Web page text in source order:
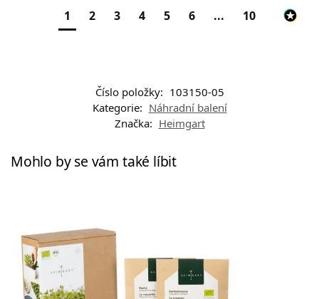
1 2 3 4 5 6 ... 10
Číslo položky: 103150-05
Kategorie: Náhradní balení
Značka: Heimgart
Mohlo by se vám také líbit